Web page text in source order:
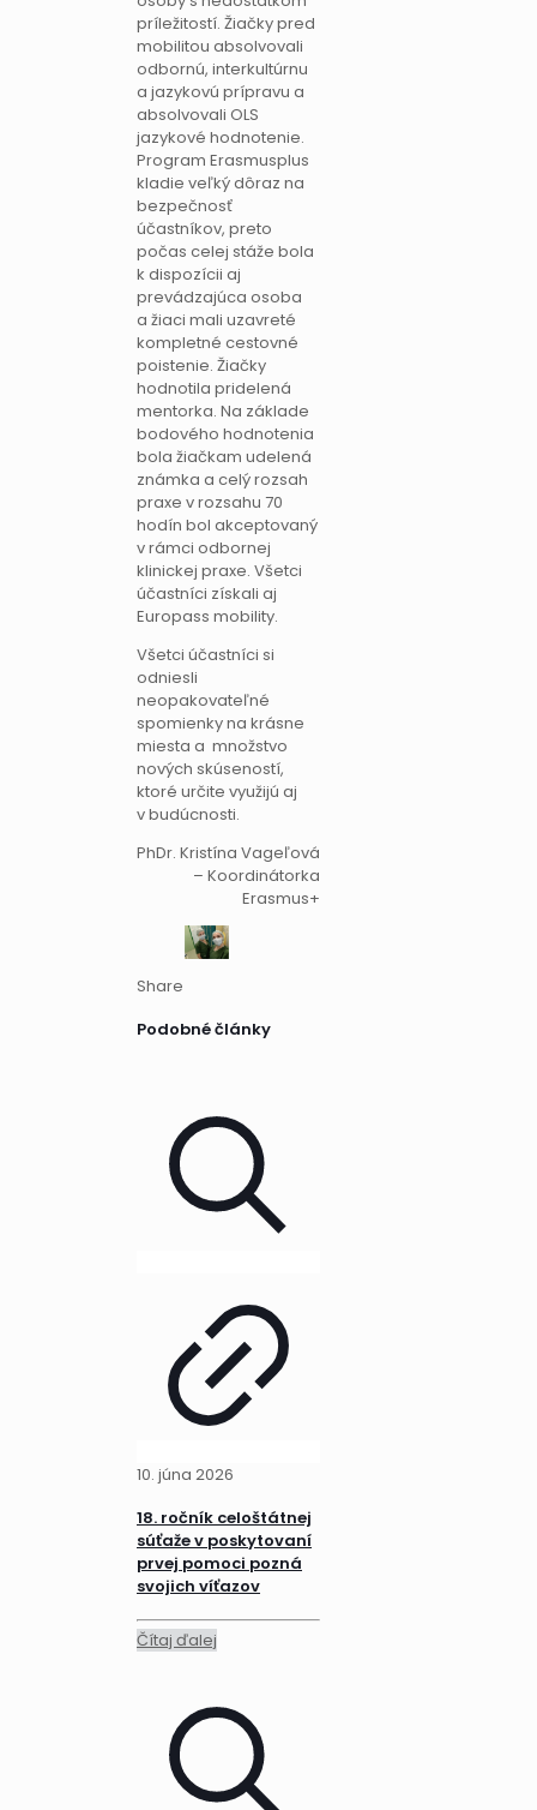
príležitostí. Žiačky pred
mobilitou absolvovali
odbornú, interkultúrnu
a jazykovú prípravu a
absolvovali OLS
jazykové hodnotenie.
Program Erasmusplus
kladie veľký dôraz na
bezpečnosť
účastníkov, preto
počas celej stáže bola
k dispozícii aj
prevádzajúca osoba
a žiaci mali uzavreté
kompletné cestovné
poistenie. Žiačky
hodnotila pridelená
mentorka. Na základe
bodového hodnotenia
bola žiačkam udelená
známka a celý rozsah
praxe v rozsahu 70
hodín bol akceptovaný
v rámci odbornej
klinickej praxe. Všetci
účastníci získali aj
Europass mobility.
Všetci účastníci si
odniesli
neopakovateľné
spomienky na krásne
miesta a množstvo
nových skúseností,
ktoré určite využijú aj
v budúcnosti.
PhDr. Kristína Vageľová
– Koordinátorka
Erasmus+
Share
Podobné články
10. júna 2026
18. ročník celoštátnej
súťaže v poskytovaní
prvej pomoci pozná
svojich víťazov
Čítaj ďalej